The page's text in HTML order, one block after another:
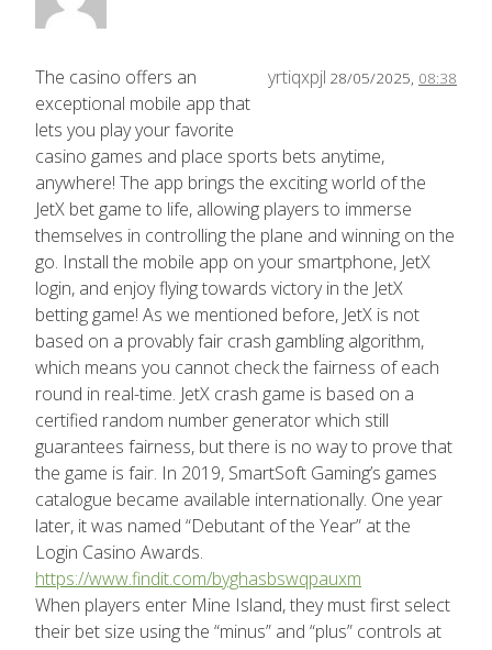
yrtiqxpjl 28/05/2025, 08:38
The casino offers an
exceptional mobile app that
lets you play your favorite
casino games and place sports bets anytime,
anywhere! The app brings the exciting world of the
JetX bet game to life, allowing players to immerse
themselves in controlling the plane and winning on the
go. Install the mobile app on your smartphone, JetX
login, and enjoy flying towards victory in the JetX
betting game! As we mentioned before, JetX is not
based on a provably fair crash gambling algorithm,
which means you cannot check the fairness of each
round in real-time. JetX crash game is based on a
certified random number generator which still
guarantees fairness, but there is no way to prove that
the game is fair. In 2019, SmartSoft Gaming’s games
catalogue became available internationally. One year
later, it was named “Debutant of the Year” at the
Login Casino Awards.
https://www.findit.com/byghasbswqpauxm
When players enter Mine Island, they must first select
their bet size using the “minus” and “plus” controls at